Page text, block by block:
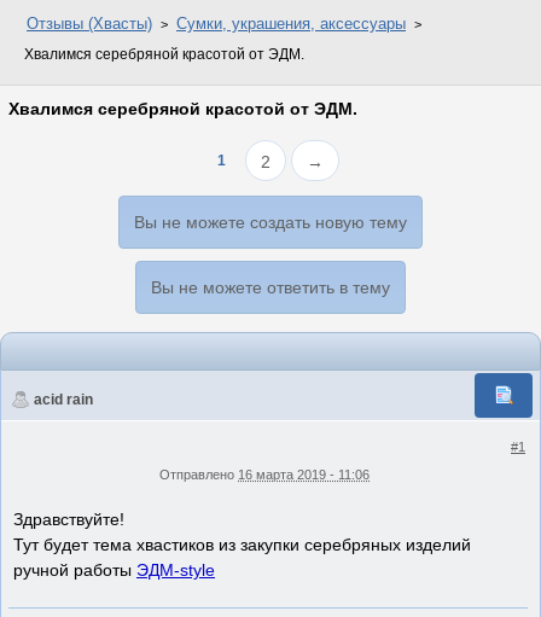
Отзывы (Хвасты) Сумки, украшения, аксессуары
Хвалимся серебряной красотой от ЭДМ.
Хвалимся серебряной красотой от ЭДМ.
1 2 →
Вы не можете создать новую тему
Вы не можете ответить в тему
acid rain
#1
Отправлено 16 марта 2019 - 11:06
Здравствуйте!
Тут будет тема хвастиков из закупки серебряных изделий
ручной работы ЭДМ-style